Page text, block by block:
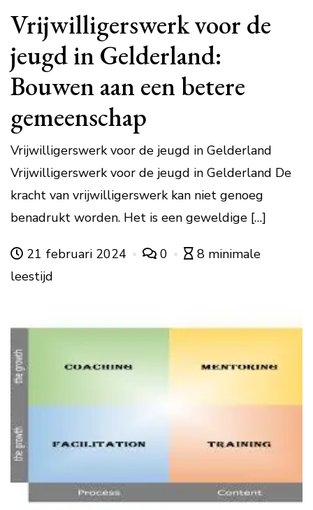
Vrijwilligerswerk voor de
jeugd in Gelderland:
Bouwen aan een betere
gemeenschap
Vrijwilligerswerk voor de jeugd in Gelderland
Vrijwilligerswerk voor de jeugd in Gelderland De
kracht van vrijwilligerswerk kan niet genoeg
benadrukt worden. Het is een geweldige […]
21 februari 2024 0
8 minimale
leestijd